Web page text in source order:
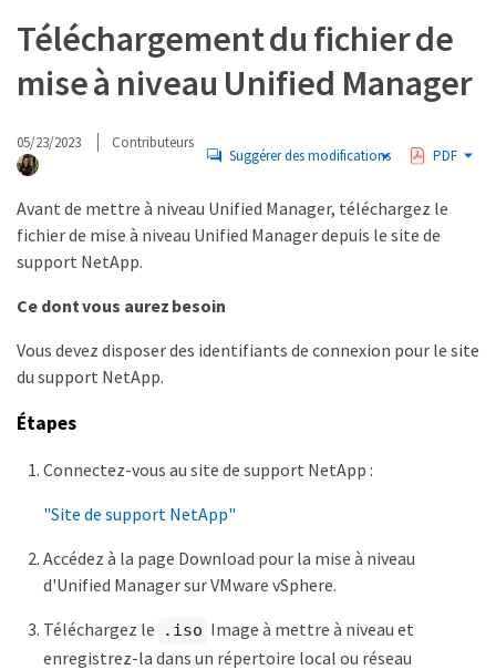
Téléchargement du fichier de
mise à niveau Unified Manager
05/23/2023 Contributeurs
Suggérer des modifications PDF
Avant de mettre à niveau Unified Manager, téléchargez le
fichier de mise à niveau Unified Manager depuis le site de
support NetApp.
Ce dont vous aurez besoin
Vous devez disposer des identifiants de connexion pour le site
du support NetApp.
Étapes
Connectez-vous au site de support NetApp :
"Site de support NetApp"
Accédez à la page Download pour la mise à niveau
d'Unified Manager sur VMware vSphere.
Téléchargez le
.iso Image à mettre à niveau et
enregistrez-la dans un répertoire local ou réseau